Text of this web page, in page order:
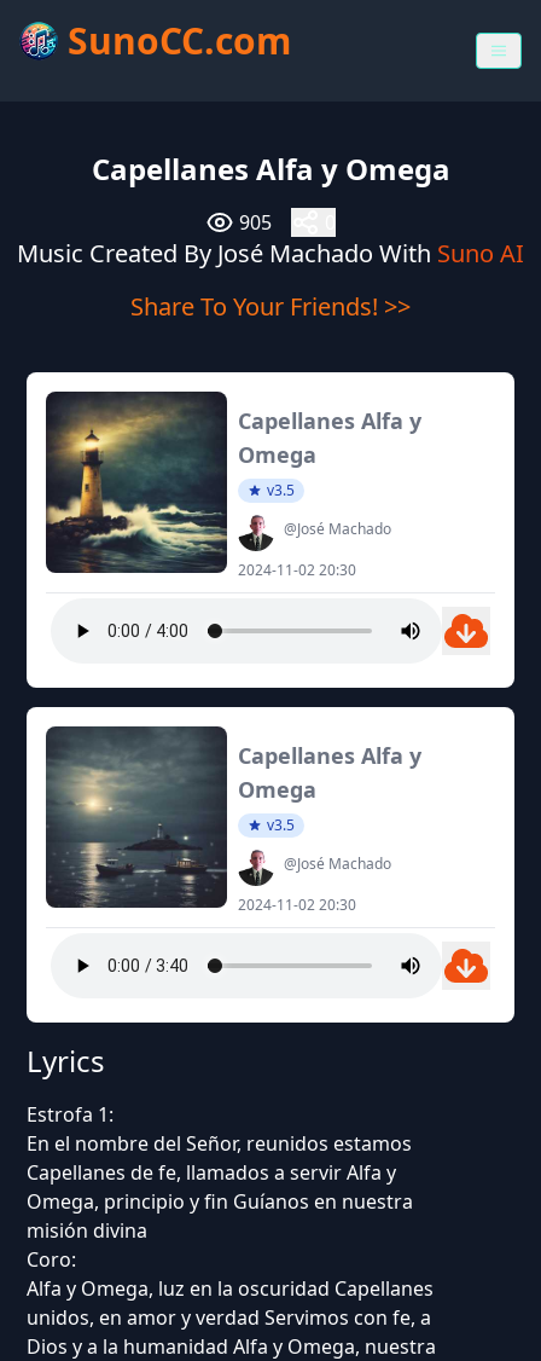
SunoCC.com
Capellanes Alfa y Omega
905
Music Created By José Machado With Suno AI
Share To Your Friends! >>
Capellanes Alfa y
Omega
v3.5
@José Machado
2024-11-02 20:30
Capellanes Alfa y
Omega
v3.5
@José Machado
2024-11-02 20:30
Lyrics
Estrofa 1:
En el nombre del Señor, reunidos estamos
Capellanes de fe, llamados a servir Alfa y
Omega, principio y fin Guíanos en nuestra
misión divina
Coro:
Alfa y Omega, luz en la oscuridad Capellanes
unidos, en amor y verdad Servimos con fe, a
Dios y a la humanidad Alfa y Omega, nuestra